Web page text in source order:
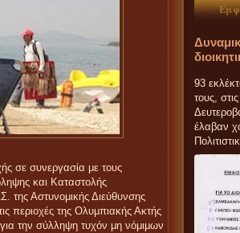
σε συνεργασία με τους
και Καταστολής
της Αστυνομικής Διεύθυνσης
περιοχές της Ολυμπιακής Ακτής
την σύλληψη τυχόν μη νόμιμων
93
τους,
έλαβαν